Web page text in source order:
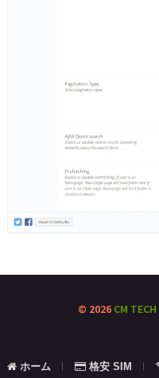
© 2026 CM TECH
ホーム 格安 SIM